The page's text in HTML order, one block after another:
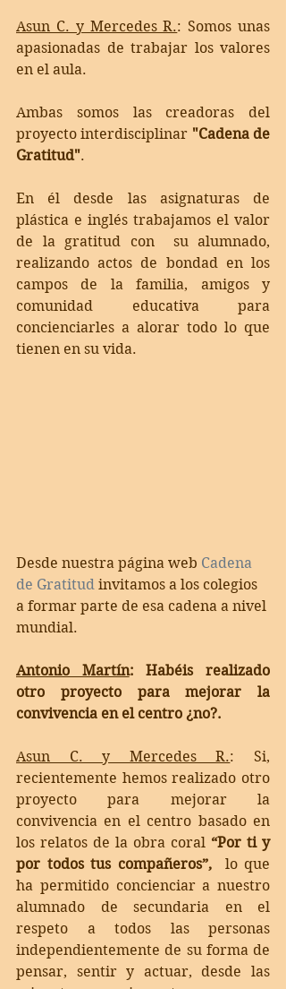
Asun C. y Mercedes R.: Somos unas
apasionadas de trabajar los valores
en el aula.
Ambas somos las creadoras del
proyecto interdisciplinar "Cadena de
Gratitud".
En él desde las asignaturas de
plástica e inglés trabajamos el valor
de la gratitud con  su alumnado,
realizando actos de bondad en los
campos de la familia, amigos y
comunidad educativa para
concienciarles a alorar todo lo que
tienen en su vida.
Desde nuestra página web Cadena
de Gratitud invitamos a los colegios
a formar parte de esa cadena a nivel
mundial.
Antonio Martín: Habéis realizado
otro proyecto para mejorar la
convivencia en el centro ¿no?.
Asun C. y Mercedes R.: Si,
recientemente hemos realizado otro
proyecto para mejorar la
convivencia en el centro basado en
los relatos de la obra coral “Por ti y
por todos tus compañeros”,
  lo que
ha permitido concienciar a nuestro
alumnado de secundaria en el
respeto a todos las personas
independientemente de su forma de
pensar, sentir y actuar, desde las